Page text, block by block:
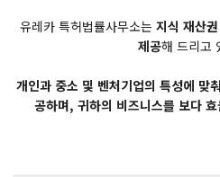
유레카 특허법률사무소는 지식 재산
제공해 드리고
개인과 중소 및 벤처기업의 특성에 맞
공하며, 귀하의 비즈니스를 보다